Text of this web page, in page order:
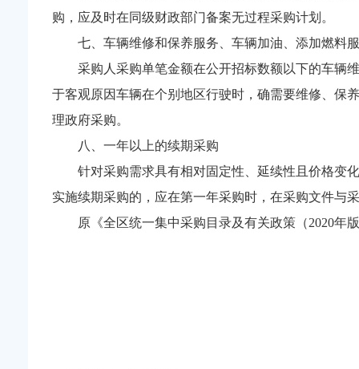
购，应及时在同级财政部门备案无过程采购计划。
七、车辆维修和保养服务、车辆加油、添加燃料
采购人采购单笔金额在公开招标数额以下的车辆
于客观原因车辆在个别地区行驶时，确需要维修、保
理政府采购。
八、一年以上的续期采购
针对采购需求具有相对固定性、延续性且价格变
实施续期采购的，应在第一年采购时，在采购文件与
原《全区统一集中采购目录及有关政策（2020年